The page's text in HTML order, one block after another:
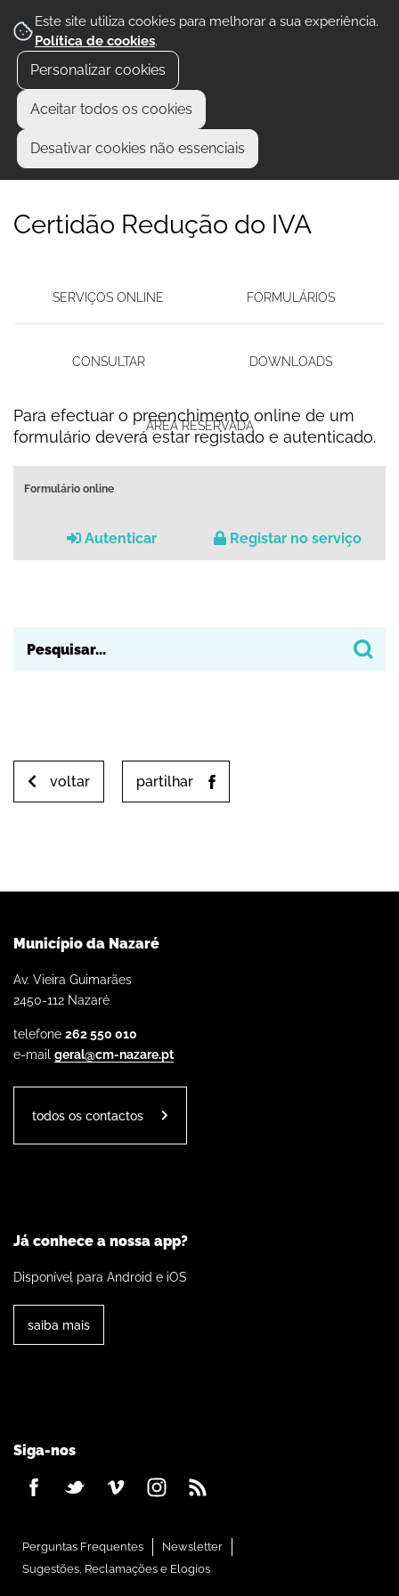
Este site utiliza cookies para melhorar a sua experiência.
Política de cookies.
Personalizar cookies
Aceitar todos os cookies
Desativar cookies não essenciais
Certidão Redução do IVA
SERVIÇOS ONLINE FORMULÁRIOS
CONSULTAR DOWNLOADS
ÁREA RESERVADA
Para efectuar o preenchimento online de um
formulário deverá estar registado e autenticado.
Formulário online
Autenticar Registar no serviço
voltar partilhar
Município da Nazaré
Av. Vieira Guimarães
2450-112 Nazaré
telefone 262 550 010
e-mail geral@cm-nazare.pt
todos os contactos
Já conhece a nossa app?
Disponível para Android e iOS
saiba mais
Siga-nos
Perguntas Frequentes
Newsletter
Sugestões, Reclamações e Elogios